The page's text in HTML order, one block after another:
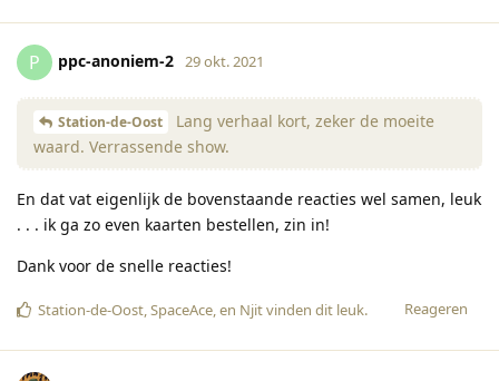
P ppc-anoniem-2 29 okt. 2021
Station-de-Oost
Lang verhaal kort, zeker de moeite
waard. Verrassende show.
En dat vat eigenlijk de bovenstaande reacties wel samen, leuk
. . . ik ga zo even kaarten bestellen, zin in!
Dank voor de snelle reacties!
Reageren
Station-de-Oost,SpaceAce, en Njitvinden dit leuk.